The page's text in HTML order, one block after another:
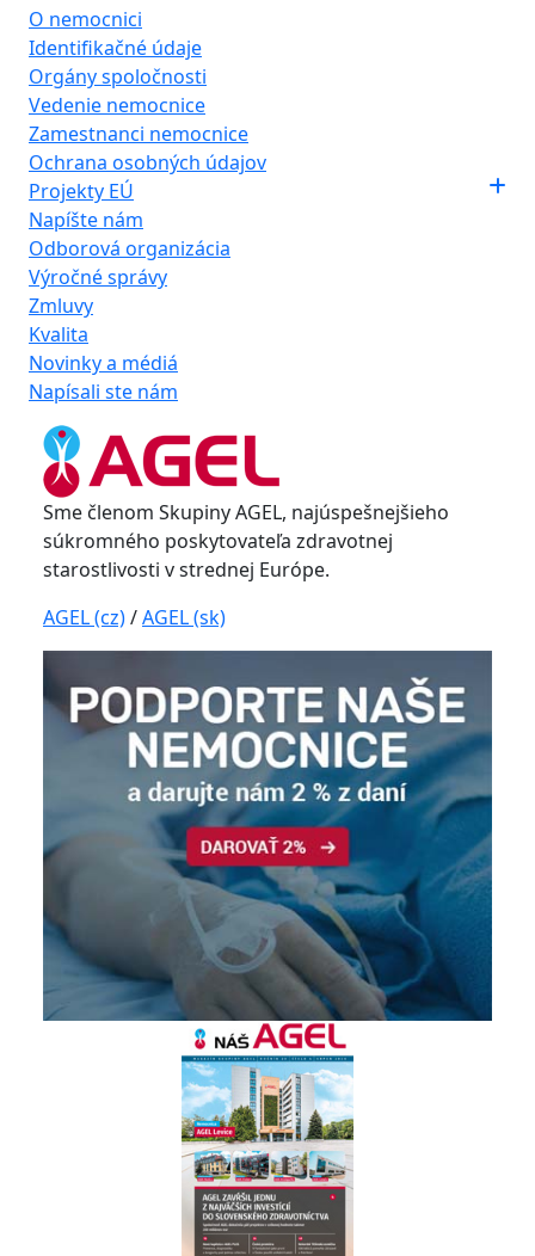
O nemocnici
Identifikačné údaje
Orgány spoločnosti
Vedenie nemocnice
Zamestnanci nemocnice
Ochrana osobných údajov
Projekty EÚ
Napíšte nám
Odborová organizácia
Výročné správy
Zmluvy
Kvalita
Novinky a médiá
Napísali ste nám
Sme členom Skupiny AGEL, najúspešnejšieho
súkromného poskytovateľa zdravotnej
starostlivosti v strednej Európe.
AGEL (cz)/AGEL (sk)